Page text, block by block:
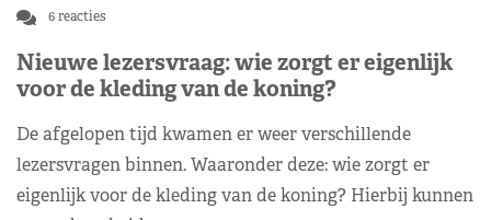
6 reacties
Nieuwe lezersvraag: wie zorgt er eigenlijk
voor de kleding van de koning?
De afgelopen tijd kwamen er weer verschillende
lezersvragen binnen. Waaronder deze: wie zorgt er
eigenlijk voor de kleding van de koning? Hierbij kunnen